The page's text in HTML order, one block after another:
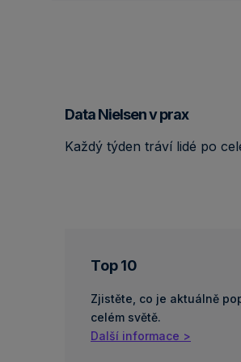
Data Nielsen v prax
Každý týden tráví lidé po
Top 10
Zjistěte, co je aktuálně
celém světě.
Další informace >